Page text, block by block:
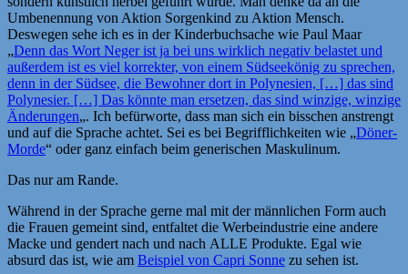
Umbenennung von Aktion Sorgenkind zu Aktion Mensch.
Deswegen sehe ich es in der Kinderbuchsache wie Paul Maar
„Denn das Wort Neger ist ja bei uns wirklich negativ belastet und
außerdem ist es viel korrekter, von einem Südseekönig zu sprechen,
denn in der Südsee, die Bewohner dort in Polynesien, […] das sind
Polynesier. […] Das könnte man ersetzen, das sind winzige, winzige
Änderungen„. Ich befürworte, dass man sich ein bisschen anstrengt
und auf die Sprache achtet. Sei es bei Begrifflichkeiten wie „Döner-
Morde“ oder ganz einfach beim generischen Maskulinum.
Das nur am Rande.
Während in der Sprache gerne mal mit der männlichen Form auch
die Frauen gemeint sind, entfaltet die Werbeindustrie eine andere
Macke und gendert nach und nach ALLE Produkte. Egal wie
absurd das ist, wie am Beispiel von Capri Sonne zu sehen ist.